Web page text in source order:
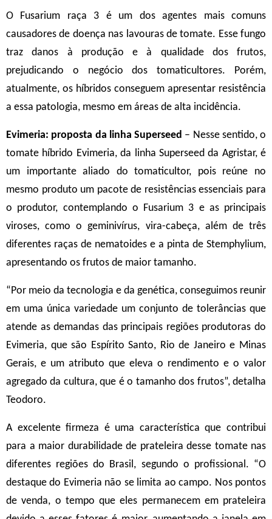
O Fusarium raça 3 é um dos agentes mais comuns
causadores de doença nas lavouras de tomate. Esse fungo
traz danos à produção e à qualidade dos frutos,
prejudicando o negócio dos tomaticultores. Porém,
atualmente, os híbridos conseguem apresentar resistência
a essa patologia, mesmo em áreas de alta incidência.
Evimeria: proposta da linha Superseed – Nesse sentido, o
tomate híbrido Evimeria, da linha Superseed da Agristar, é
um importante aliado do tomaticultor, pois reúne no
mesmo produto um pacote de resistências essenciais para
o produtor, contemplando o Fusarium 3 e as principais
viroses, como o geminivírus, vira-cabeça, além de três
diferentes raças de nematoides e a pinta de Stemphylium,
apresentando os frutos de maior tamanho.
“Por meio da tecnologia e da genética, conseguimos reunir
em uma única variedade um conjunto de tolerâncias que
atende as demandas das principais regiões produtoras do
Evimeria, que são Espírito Santo, Rio de Janeiro e Minas
Gerais, e um atributo que eleva o rendimento e o valor
agregado da cultura, que é o tamanho dos frutos”, detalha
Teodoro.
A excelente firmeza é uma característica que contribui
para a maior durabilidade de prateleira desse tomate nas
diferentes regiões do Brasil, segundo o profissional. “O
destaque do Evimeria não se limita ao campo. Nos pontos
de venda, o tempo que eles permanecem em prateleira